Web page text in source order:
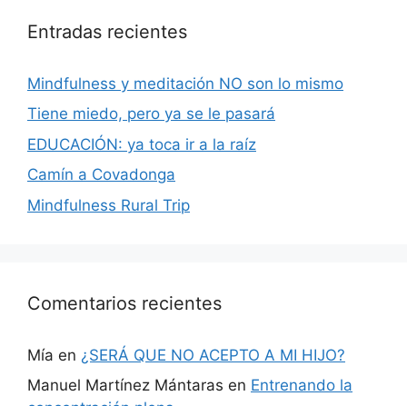
Entradas recientes
Mindfulness y meditación NO son lo mismo
Tiene miedo, pero ya se le pasará
EDUCACIÓN: ya toca ir a la raíz
Camín a Covadonga
Mindfulness Rural Trip
Comentarios recientes
Mía en ¿SERÁ QUE NO ACEPTO A MI HIJO?
Manuel Martínez Mántaras en Entrenando la